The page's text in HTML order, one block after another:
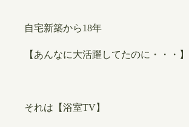
自宅新築から18年
【あんなに大活躍してたのに・・・
それは【浴室TV】